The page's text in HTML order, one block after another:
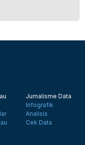
Jurnalisme Data
Infografik
Analisis
Cek Data